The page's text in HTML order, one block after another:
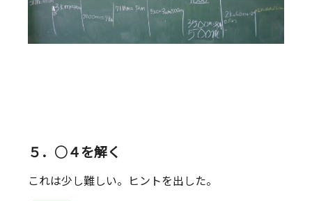
５．○４を解く
これは少し難しい。ヒントを出した。